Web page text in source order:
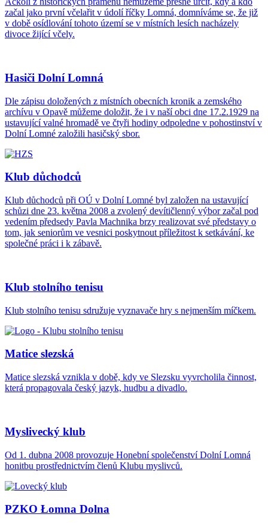
začal jako první včelařit v údolí říčky Lomná, domníváme se, že již
v době osídlování tohoto území se v místních lesích nacházely
divoce žijící včely.
Hasiči Dolní Lomná
Dle zápisu doložených z místních obecních kronik a zemského
archívu v Opavě můžeme doložit, že i v naší obci dne 17.2.1929 na
ustavující valné hromadě ve čtyři hodiny odpoledne v pohostinství v
Dolní Lomné založili hasičský sbor.
Klub důchodců
Klub důchodců při OÚ v Dolní Lomné byl založen na ustavující
schůzi dne 23. května 2008 a zvolený devítičlenný výbor začal pod
vedením předsedy Pavla Machnika brzy realizovat své představy o
tom, jak seniorům ve vesnici poskytnout příležitost k setkávání, ke
společné práci i k zábavě.
Klub stolního tenisu
Klub stolního tenisu sdružuje vyznavače hry s nejmenším míčkem.
Matice slezská
Matice slezská vznikla v době, kdy ve Slezsku vyvrcholila činnost,
která propagovala český jazyk, hudbu a divadlo.
Myslivecký klub
Od 1. dubna 2008 provozuje Honební společenství Dolní Lomná
honitbu prostřednictvím členů Klubu myslivců.
PZKO Łomna Dolna